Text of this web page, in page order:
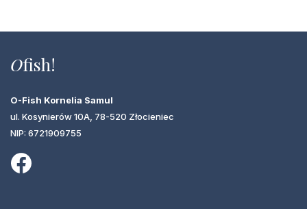
Ofish!
O-Fish Kornelia Samul
ul. Kosynierów 10A, 78-520 Złocieniec
NIP: 6721909755